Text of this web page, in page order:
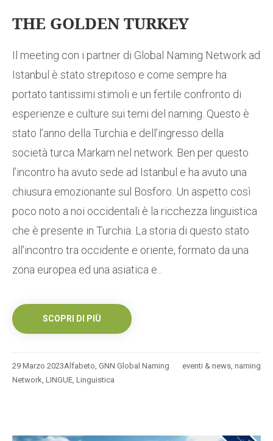
THE GOLDEN TURKEY
Il meeting con i partner di Global Naming Network ad
Istanbul è stato strepitoso e come sempre ha
portato tantissimi stimoli e un fertile confronto di
esperienze e culture sui temi del naming. Questo è
stato l’anno della Turchia e dell’ingresso della
società turca Markam nel network. Ben per questo
l’incontro ha avuto sede ad Istanbul e ha avuto una
chiusura emozionante sul Bosforo. Un aspetto così
poco noto a noi occidentali è la ricchezza linguistica
che è presente in Turchia. La storia di questo stato
all’incontro tra occidente e oriente, formato da una
zona europea ed una asiatica e...
SCOPRI DI PIÙ
29 Marzo 2023 eventi & news, naming
Alfabeto, GNN Global Naming
Network, LINGUE, Linguistica